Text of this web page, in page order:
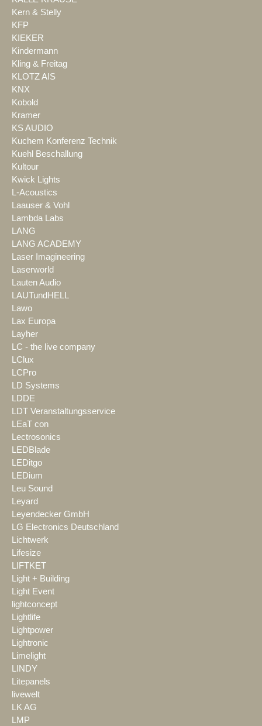
Kern & Stelly
KFP
KIEKER
Kindermann
Kling & Freitag
KLOTZ AIS
KNX
Kobold
Kramer
KS AUDIO
Kuchem Konferenz Technik
Kuehl Beschallung
Kultour
Kwick Lights
L-Acoustics
Laauser & Vohl
Lambda Labs
LANG
LANG ACADEMY
Laser Imagineering
Laserworld
Lauten Audio
LAUTundHELL
Lawo
Lax Europa
Layher
LC - the live company
LClux
LCPro
LD Systems
LDDE
LDT Veranstaltungsservice
LEaT con
Lectrosonics
LEDBlade
LEDitgo
LEDium
Leu Sound
Leyard
Leyendecker GmbH
LG Electronics Deutschland
Lichtwerk
Lifesize
LIFTKET
Light + Building
Light Event
lightconcept
Lightlife
Lightpower
Lightronic
Limelight
LINDY
Litepanels
livewelt
LK AG
LMP